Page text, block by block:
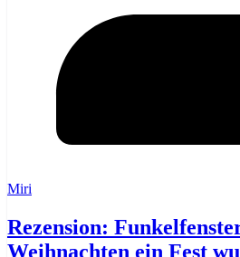
Miri
Rezension:
Weihnachten ein Fest